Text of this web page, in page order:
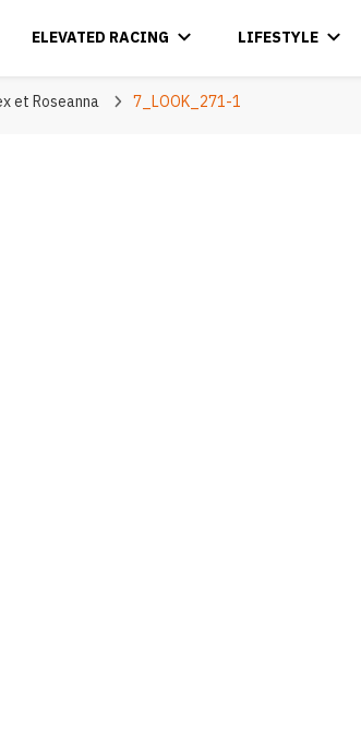
ELEVATED RACING LIFESTYLE
et Roseanna 7_LOOK_271-1